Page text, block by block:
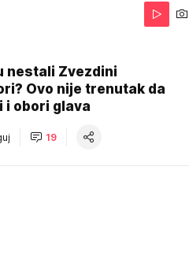
nestali Zvezdini
Ovo nije trenutak da
i obori glava
19